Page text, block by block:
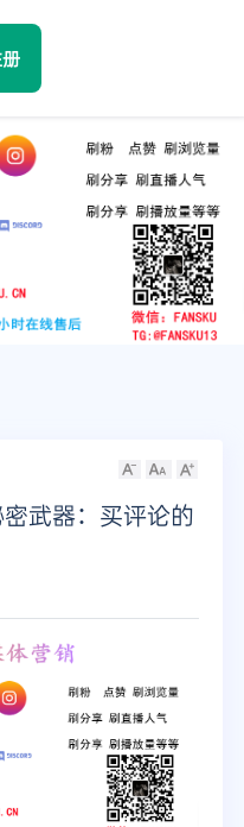
Facebook
TikTok
YouTube
Twitter
武器：买评论的